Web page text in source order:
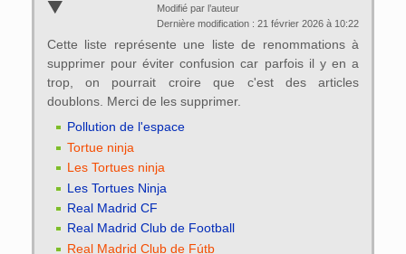
Modifié par l’auteur
Dernière modification : 21 février 2026 à 10:22
Cette liste représente une liste de renommations à
supprimer pour éviter confusion car parfois il y en a
trop, on pourrait croire que c'est des articles
doublons. Merci de les supprimer.
Pollution de l'espace
Tortue ninja
Les Tortues ninja
Les Tortues Ninja
Real Madrid CF
Real Madrid Club de Football
Real Madrid Club de Fútb